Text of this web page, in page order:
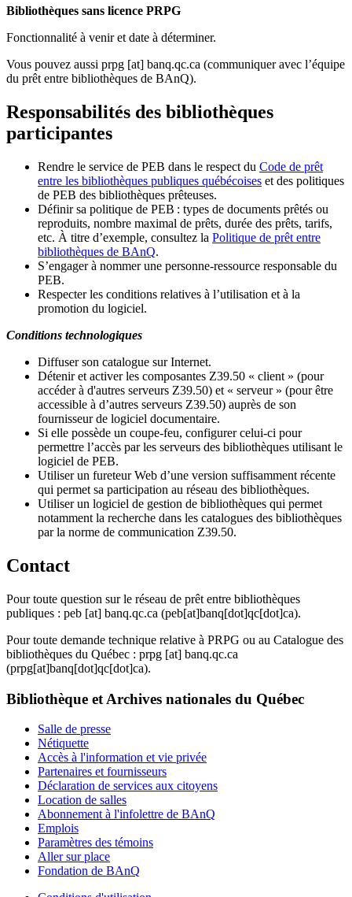
Bibliothèques sans licence PRPG
Fonctionnalité à venir et date à déterminer.
Vous pouvez aussi prpg [at] banq.qc.ca (communiquer avec l’équipe
du prêt entre bibliothèques de BAnQ).
Responsabilités des bibliothèques
participantes
Rendre le service de PEB dans le respect du Code de prêt
entre les bibliothèques publiques québécoises et des politiques
de PEB des bibliothèques prêteuses.
Définir sa politique de PEB : types de documents prêtés ou
reproduits, nombre maximal de prêts, durée des prêts, tarifs,
etc. À titre d’exemple, consultez la Politique de prêt entre
bibliothèques de BAnQ.
S’engager à nommer une personne-ressource responsable du
PEB.
Respecter les conditions relatives à l’utilisation et à la
promotion du logiciel.
Conditions technologiques
Diffuser son catalogue sur Internet.
Détenir et activer les composantes Z39.50 « client » (pour
accéder à d'autres serveurs Z39.50) et « serveur » (pour être
accessible à d’autres serveurs Z39.50) auprès de son
fournisseur de logiciel documentaire.
Si elle possède un coupe-feu, configurer celui-ci pour
permettre l’accès par les serveurs des bibliothèques utilisant le
logiciel de PEB.
Utiliser un fureteur Web d’une version suffisamment récente
qui permet sa participation au réseau des bibliothèques.
Utiliser un logiciel de gestion de bibliothèques qui permet
notamment la recherche dans les catalogues des bibliothèques
par la norme de communication Z39.50.
Contact
Pour toute question sur le réseau de prêt entre bibliothèques
publiques : peb [at] banq.qc.ca (peb[at]banq[dot]qc[dot]ca).
Pour toute demande technique relative à PRPG ou au Catalogue des
bibliothèques du Québec : prpg [at] banq.qc.ca
(prpg[at]banq[dot]qc[dot]ca).
Bibliothèque et Archives nationales du Québec
Salle de presse
Nétiquette
Accès à l'information et vie privée
Partenaires et fournisseurs
Déclaration de services aux citoyens
Location de salles
Abonnement à l'infolettre de BAnQ
Emplois
Paramètres des témoins
Aller sur place
Fondation de BAnQ